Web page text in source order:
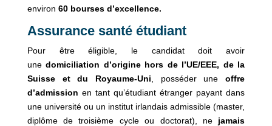
environ 60 bourses d’excellence.
Assurance santé étudiant
Pour être éligible, le candidat doit avoir
unedomiciliation d’origine hors de l’UE/EEE, de la
Suisse et du Royaume-Uni , posséder uneoffre
d’admission en tant qu’étudiant étranger payant dans
une université ou un institut irlandais admissible (master,
diplôme de troisième cycle ou doctorat), ne jamais